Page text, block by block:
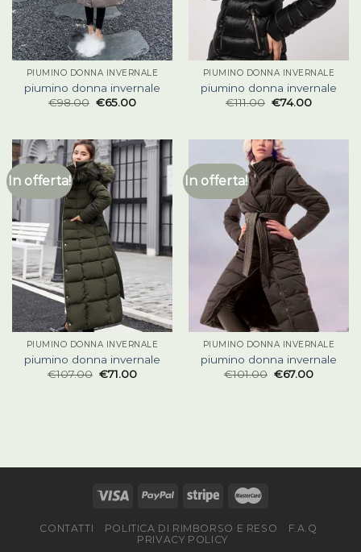
PIUMINO DONNA INVERNALE
piumino donna invernale
€98.00 €65.00
PIUMINO DONNA INVERNALE
piumino donna invernale
€111.00 €74.00
In offerta!
PIUMINO DONNA INVERNALE
piumino donna invernale
€107.00 €71.00
In offerta!
PIUMINO DONNA INVERNALE
piumino donna invernale
€101.00 €67.00
CONTATTI POLITICA DI RIMBORSO E RESO
F.A.Q
PRIVACY POLICY